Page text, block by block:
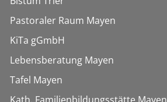
Pastoraler Raum Mayen
KiTa gGmbH
Lebensberatung Mayen
Tafel Mayen